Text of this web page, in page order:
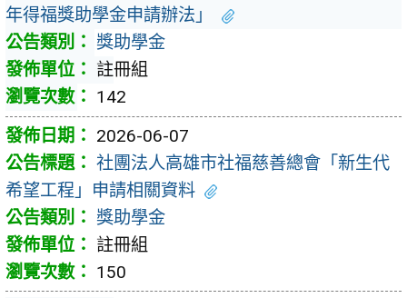
年得福獎助學金申請辦法」
獎助學金
註冊組
142
2026-06-07
社團法人高雄市社福慈善總會「新生代
希望工程」申請相關資料
獎助學金
註冊組
150